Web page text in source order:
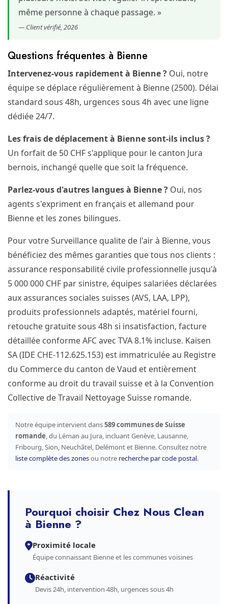
même personne à chaque passage. »
— Client vérifié, 2026
Questions fréquentes à Bienne
Intervenez-vous rapidement à Bienne ? Oui, notre
équipe se déplace régulièrement à Bienne (2500). Délai
standard sous 48h, urgences sous 4h avec une ligne
dédiée 24/7.
Les frais de déplacement à Bienne sont-ils inclus ?
Un forfait de 50 CHF s'applique pour le canton Jura
bernois, inchangé quelle que soit la fréquence.
Parlez-vous d'autres langues à Bienne ? Oui, nos
agents s'expriment en français et allemand pour
Bienne et les zones bilingues.
Pour votre Surveillance qualite de l'air à Bienne, vous
bénéficiez des mêmes garanties que tous nos clients :
assurance responsabilité civile professionnelle jusqu'à
5 000 000 CHF par sinistre, équipes salariées déclarées
aux assurances sociales suisses (AVS, LAA, LPP),
produits professionnels adaptés, matériel fourni,
retouche gratuite sous 48h si insatisfaction, facture
détaillée conforme AFC avec TVA 8.1% incluse. Kaisen
SA (IDE CHE-112.625.153) est immatriculée au Registre
du Commerce du canton de Vaud et entièrement
conforme au droit du travail suisse et à la Convention
Collective de Travail Nettoyage Suisse romande.
Notre équipe intervient dans589 communes de Suisse
romande, du Léman au Jura, incluant Genève, Lausanne,
Fribourg, Sion, Neuchâtel, Delémont et Bienne. Consultez notre
liste complète des zonesou notre recherche par code postal.
Pourquoi choisir Chez Nous Clean
à Bienne ?
Proximité locale
Équipe connaissant Bienne et les communes voisines
Réactivité
Devis 24h, intervention 48h, urgences sous 4h